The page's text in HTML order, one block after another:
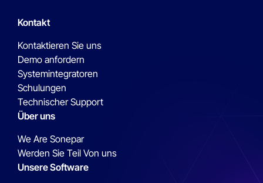
Kontakt
Kontaktieren Sie uns
Demo anfordern
Systemintegratoren
Schulungen
Technischer Support
Über uns
We Are Sonepar
Werden Sie Teil Von uns
Unsere Software